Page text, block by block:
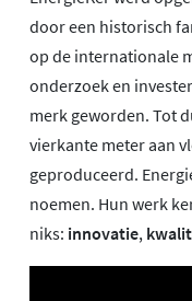
door een historisch
op de internationale
onderzoek en
merk geworden. Tot
vierkante meter aan
geproduceerd.
noemen. Hun werk
niks: innovatie,